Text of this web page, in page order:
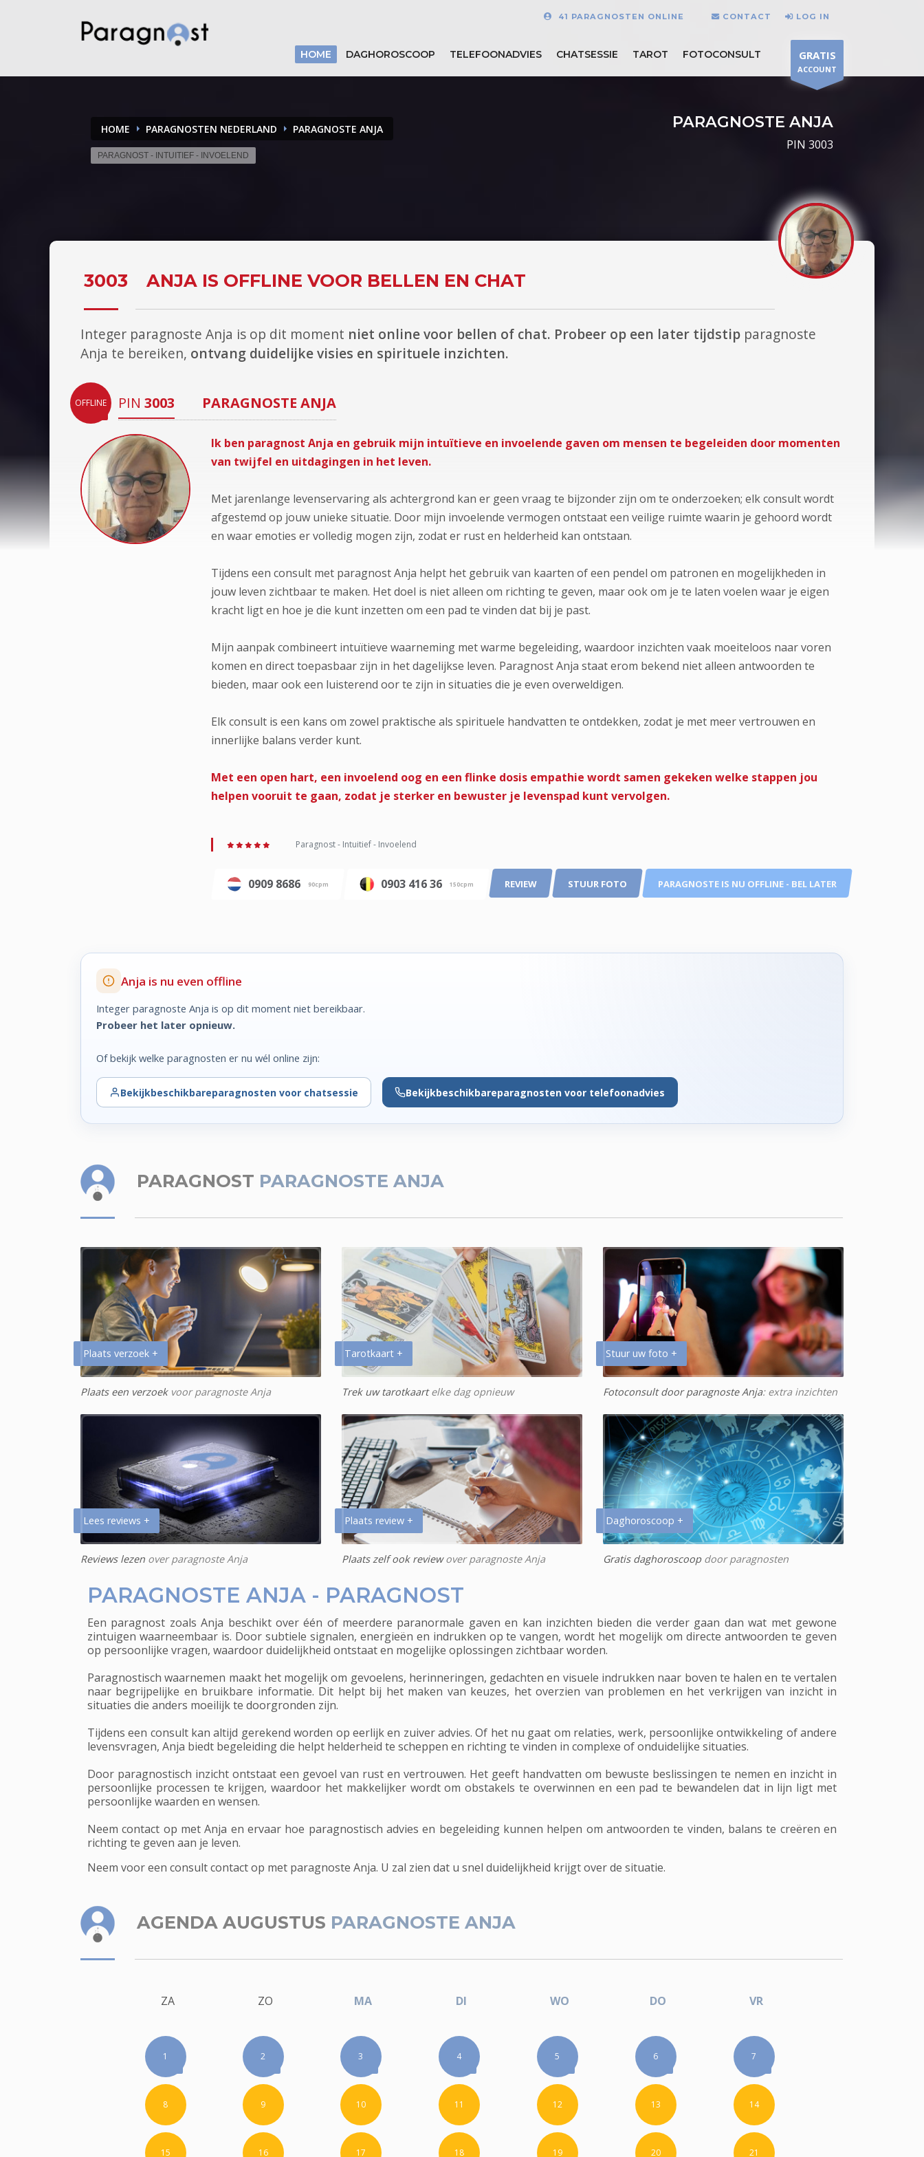
41 PARAGNOSTEN ONLINE CONTACT LOG IN
HOME DAGHOROSCOOP TELEFOONADVIES CHATSESSIE TAROT FOTOCONSULT GRATIS
ACCOUNT
HOME PARAGNOSTEN NEDERLAND PARAGNOSTE ANJA
PARAGNOST - INTUITIEF - INVOELEND
PARAGNOSTE ANJA
PIN 3003
3003 ANJA IS OFFLINE VOOR BELLEN EN CHAT
Integer paragnoste Anja is op dit moment niet online voor bellen of chat. Probeer op een later tijdstip paragnoste
Anja te bereiken, ontvang duidelijke visies en spirituele inzichten.
OFFLINE PIN 3003 PARAGNOSTE ANJA
Ik ben paragnost Anja en gebruik mijn intuïtieve en invoelende gaven om mensen te begeleiden door momenten
van twijfel en uitdagingen in het leven.
Met jarenlange levenservaring als achtergrond kan er geen vraag te bijzonder zijn om te onderzoeken; elk consult wordt
afgestemd op jouw unieke situatie. Door mijn invoelende vermogen ontstaat een veilige ruimte waarin je gehoord wordt
en waar emoties er volledig mogen zijn, zodat er rust en helderheid kan ontstaan.
Tijdens een consult met paragnost Anja helpt het gebruik van kaarten of een pendel om patronen en mogelijkheden in
jouw leven zichtbaar te maken. Het doel is niet alleen om richting te geven, maar ook om je te laten voelen waar je eigen
kracht ligt en hoe je die kunt inzetten om een pad te vinden dat bij je past.
Mijn aanpak combineert intuïtieve waarneming met warme begeleiding, waardoor inzichten vaak moeiteloos naar voren
komen en direct toepasbaar zijn in het dagelijkse leven. Paragnost Anja staat erom bekend niet alleen antwoorden te
bieden, maar ook een luisterend oor te zijn in situaties die je even overweldigen.
Elk consult is een kans om zowel praktische als spirituele handvatten te ontdekken, zodat je met meer vertrouwen en
innerlijke balans verder kunt.
Met een open hart, een invoelend oog en een flinke dosis empathie wordt samen gekeken welke stappen jou
helpen vooruit te gaan, zodat je sterker en bewuster je levenspad kunt vervolgen.
Paragnost - Intuitief - Invoelend
0909 8686 90cpm 0903 416 36 150cpm REVIEW STUUR FOTO PARAGNOSTE IS NU OFFLINE - BEL LATER
Anja is nu even offline
Integer paragnoste Anja is op dit moment niet bereikbaar.
Probeer het later opnieuw.
Of bekijk welke paragnosten er nu wél online zijn:
Bekijkbeschikbareparagnosten voor chatsessie Bekijkbeschikbareparagnosten voor telefoonadvies
PARAGNOST PARAGNOSTE ANJA
Plaats verzoek +
Plaats een verzoekvoor paragnoste Anja
Tarotkaart +
Trek uw tarotkaartelke dag opnieuw
Stuur uw foto +
Fotoconsult door paragnoste Anja: extra inzichten
Lees reviews +
Reviews lezen over paragnoste Anja
Plaats review +
Plaats zelf ook reviewover paragnoste Anja
Daghoroscoop +
Gratis daghoroscoopdoor paragnosten
PARAGNOSTE ANJA - PARAGNOST
Een paragnost zoals Anja beschikt over één of meerdere paranormale gaven en kan inzichten bieden die verder gaan dan wat met gewone
zintuigen waarneembaar is. Door subtiele signalen, energieën en indrukken op te vangen, wordt het mogelijk om directe antwoorden te geven
op persoonlijke vragen, waardoor duidelijkheid ontstaat en mogelijke oplossingen zichtbaar worden.
Paragnostisch waarnemen maakt het mogelijk om gevoelens, herinneringen, gedachten en visuele indrukken naar boven te halen en te vertalen
naar begrijpelijke en bruikbare informatie. Dit helpt bij het maken van keuzes, het overzien van problemen en het verkrijgen van inzicht in
situaties die anders moeilijk te doorgronden zijn.
Tijdens een consult kan altijd gerekend worden op eerlijk en zuiver advies. Of het nu gaat om relaties, werk, persoonlijke ontwikkeling of andere
levensvragen, Anja biedt begeleiding die helpt helderheid te scheppen en richting te vinden in complexe of onduidelijke situaties.
Door paragnostisch inzicht ontstaat een gevoel van rust en vertrouwen. Het geeft handvatten om bewuste beslissingen te nemen en inzicht in
persoonlijke processen te krijgen, waardoor het makkelijker wordt om obstakels te overwinnen en een pad te bewandelen dat in lijn ligt met
persoonlijke waarden en wensen.
Neem contact op met Anja en ervaar hoe paragnostisch advies en begeleiding kunnen helpen om antwoorden te vinden, balans te creëren en
richting te geven aan je leven.
Neem voor een consult contact op met paragnoste Anja. U zal zien dat u snel duidelijkheid krijgt over de situatie.
AGENDA AUGUSTUS PARAGNOSTE ANJA
ZA ZO MA DI WO DO VR
1 2 3 4 5 6 7
8 9 10 11 12 13 14
15 16 17 18 19 20 21